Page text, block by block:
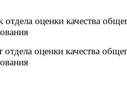
отдела оценки качества
отдела оценки качества